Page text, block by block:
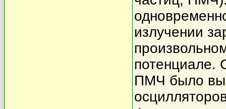
излучении
потенциале.
ПМЧ было